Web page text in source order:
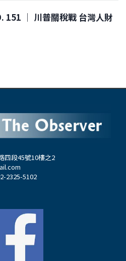
151 │ 川普關稅戰 台灣人財
四段45號10樓之2
2325-5102